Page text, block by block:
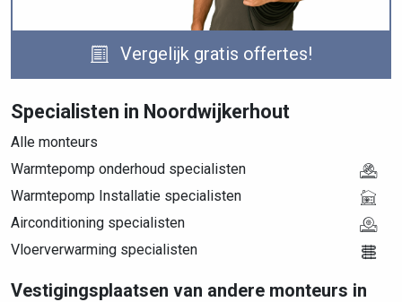
Vergelijk gratis offertes!
Specialisten in Noordwijkerhout
Alle monteurs
Warmtepomp onderhoud specialisten
Warmtepomp Installatie specialisten
Airconditioning specialisten
Vloerverwarming specialisten
Vestigingsplaatsen van andere monteurs in